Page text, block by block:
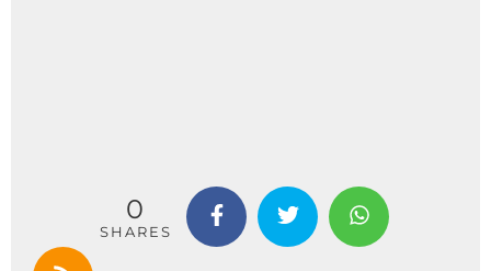
0
SHARES